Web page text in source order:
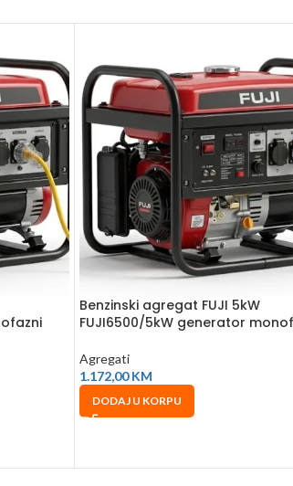
Benzinski agregat FUJI 5kW
FUJI6500/5kW generator
Agregati
1.172,00KM
DODAJ U KORPU